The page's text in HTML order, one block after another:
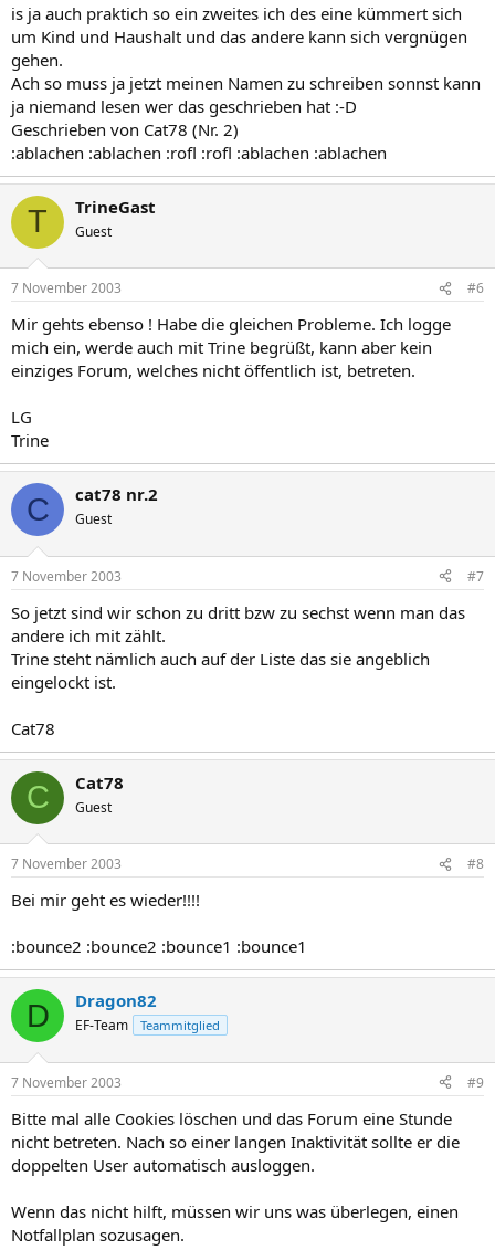
is ja auch praktich so ein zweites ich des eine kümmert sich
um Kind und Haushalt und das andere kann sich vergnügen
gehen.
Ach so muss ja jetzt meinen Namen zu schreiben sonnst kann
ja niemand lesen wer das geschrieben hat :-D
Geschrieben von Cat78 (Nr. 2)
:ablachen :ablachen :rofl :rofl :ablachen :ablachen
T TrineGast
Guest
7 November 2003 #6
Mir gehts ebenso ! Habe die gleichen Probleme. Ich logge
mich ein, werde auch mit Trine begrüßt, kann aber kein
einziges Forum, welches nicht öffentlich ist, betreten.
LG
Trine
C cat78 nr.2
Guest
7 November 2003 #7
So jetzt sind wir schon zu dritt bzw zu sechst wenn man das
andere ich mit zählt.
Trine steht nämlich auch auf der Liste das sie angeblich
eingelockt ist.
Cat78
C Cat78
Guest
7 November 2003 #8
Bei mir geht es wieder!!!!
:bounce2 :bounce2 :bounce1 :bounce1
D Dragon82
EF-Team Teammitglied
7 November 2003 #9
Bitte mal alle Cookies löschen und das Forum eine Stunde
nicht betreten. Nach so einer langen Inaktivität sollte er die
doppelten User automatisch ausloggen.
Wenn das nicht hilft, müssen wir uns was überlegen, einen
Notfallplan sozusagen.